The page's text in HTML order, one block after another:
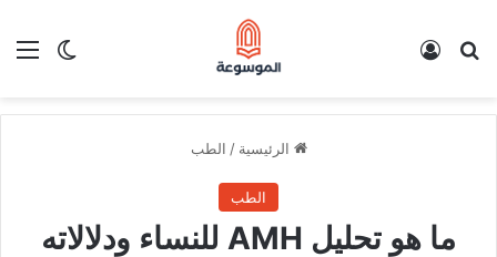
الوضع بحث عن
الرئيسية / الطب
الطب
ما هو تحليل AMH للنساء ودلالاته